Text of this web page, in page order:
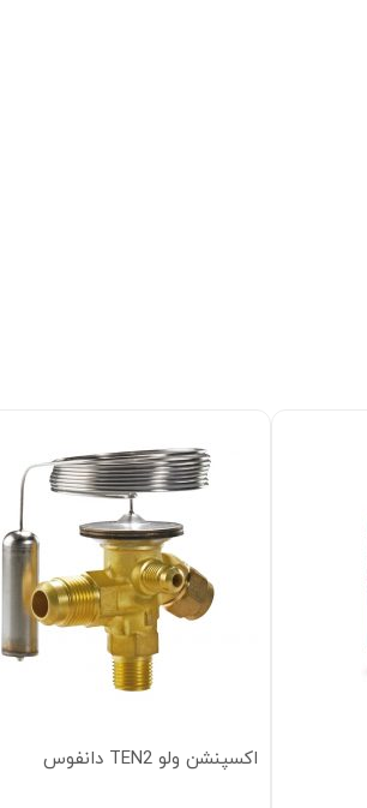
اکسپنشن ولو TEN2 دانفوس